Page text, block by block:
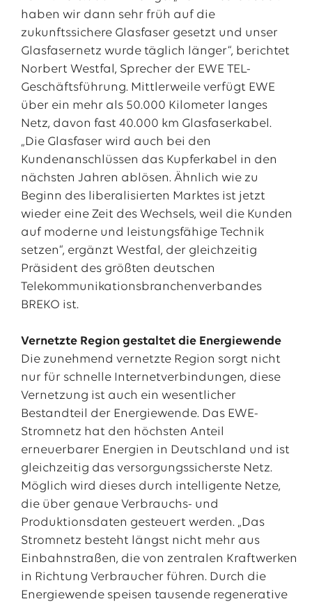
haben wir dann sehr früh auf die
zukunftssichere Glasfaser gesetzt und unser
Glasfasernetz wurde täglich länger“, berichtet
Norbert Westfal, Sprecher der EWE TEL-
Geschäftsführung. Mittlerweile verfügt EWE
über ein mehr als 50.000 Kilometer langes
Netz, davon fast 40.000 km Glasfaserkabel.
„Die Glasfaser wird auch bei den
Kundenanschlüssen das Kupferkabel in den
nächsten Jahren ablösen. Ähnlich wie zu
Beginn des liberalisierten Marktes ist jetzt
wieder eine Zeit des Wechsels, weil die Kunden
auf moderne und leistungsfähige Technik
setzen“, ergänzt Westfal, der gleichzeitig
Präsident des größten deutschen
Telekommunikationsbranchenverbandes
BREKO ist.
Vernetzte Region gestaltet die Energiewende
Die zunehmend vernetzte Region sorgt nicht
nur für schnelle Internetverbindungen, diese
Vernetzung ist auch ein wesentlicher
Bestandteil der Energiewende. Das EWE-
Stromnetz hat den höchsten Anteil
erneuerbarer Energien in Deutschland und ist
gleichzeitig das versorgungssicherste Netz.
Möglich wird dieses durch intelligente Netze,
die über genaue Verbrauchs- und
Produktionsdaten gesteuert werden. „Das
Stromnetz besteht längst nicht mehr aus
Einbahnstraßen, die von zentralen Kraftwerken
in Richtung Verbraucher führen. Durch die
Energiewende speisen tausende regenerative